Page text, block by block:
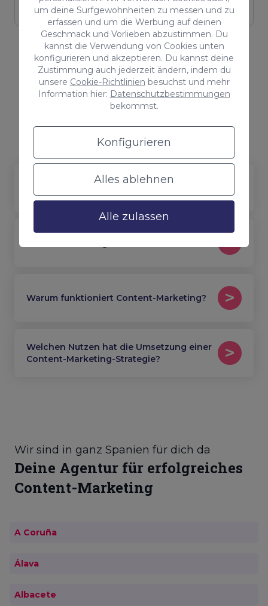
um deine Surfgewohnheiten zu messen und zu
erfassen und um die Werbung auf deinen
Geschmack und Vorlieben abzustimmen. Du
kannst die Verwendung von Cookies unten
konfigurieren und akzeptieren. Du kannst deine
Zustimmung auch jederzeit ändern, indem du
unsere Cookie-Richtlinien besuchst und mehr
Information hier: Datenschutzbestimmungen
bekommst.
Konfigurieren
Alles ablehnen
Alle zulassen
Wir beantworten deine Fragen
Häufig gestellte Fragen zum
Content-Marketing
Warum funktioniert Content-Marketing?
Welchen Nutzen hat die Umsetzung einer
Content-Marketing-Strategie?
Wir sind in ganz Spanien für dich da
Deine Agentur für erfolgreiches
Content-Marketing
A Coruña
Álava
Albacete